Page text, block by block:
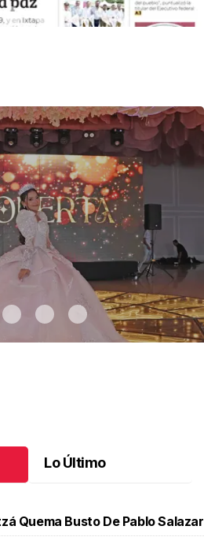
Lo Último
Quema Busto De Pablo Salazar